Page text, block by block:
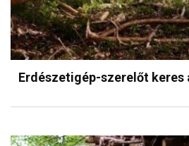
Erdészetigép-szerelőt keres